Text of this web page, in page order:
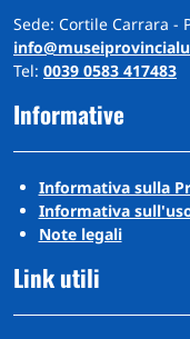
Sede: Cortile Carrara -
Tel: 0039 0583 417483
Informative
Informativa sulla
Informativa
Note legali
Link utili